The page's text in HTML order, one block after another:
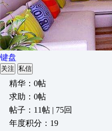
键盘
关注 私信
精华：0帖
求助：0帖
帖子：11帖 | 75回
年度积分：19